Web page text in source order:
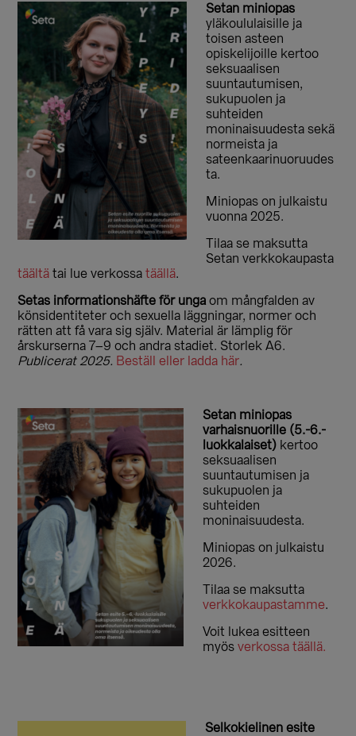
Setan miniopas
yläkoululaisille ja
toisen asteen
opiskelijoille kertoo
seksuaalisen
suuntautumisen,
sukupuolen ja
suhteiden
moninaisuudesta sekä
normeista ja
sateenkaarinuoruudes
ta.
Miniopas on julkaistu
vuonna 2025.
Tilaa se maksutta
Setan verkkokaupasta
täältä tai lue verkossatäällä.
Setas informationshäfte för unga om mångfalden av
könsidentiteter och sexuella läggningar, normer och
rätten att få vara sig själv. Material är lämplig för
årskurserna 7–9 och andra stadiet. Storlek A6.
Publicerat 2025. Beställ eller ladda här.
Setan miniopas
varhaisnuorille (5.-6.-
luokkalaiset) kertoo
seksuaalisen
suuntautumisen ja
sukupuolen ja
suhteiden
moninaisuudesta.
Miniopas on julkaistu
2026.
Tilaa se maksutta
verkkokaupastamme.
Voit lukea esitteen
myösverkossa täällä.
Selkokielinen esite